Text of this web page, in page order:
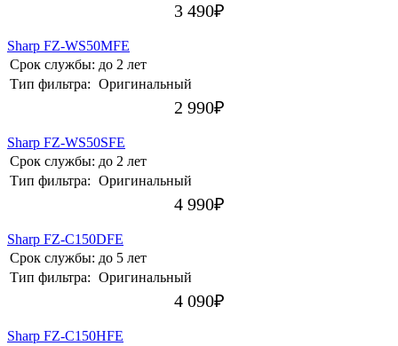
3 490₽
Sharp FZ-WS50MFE
Срок службы: до 2 лет
Тип фильтра: Оригинальный
2 990₽
Sharp FZ-WS50SFE
Срок службы: до 2 лет
Тип фильтра: Оригинальный
4 990₽
Sharp FZ-C150DFE
Срок службы: до 5 лет
Тип фильтра: Оригинальный
4 090₽
Sharp FZ-C150HFE